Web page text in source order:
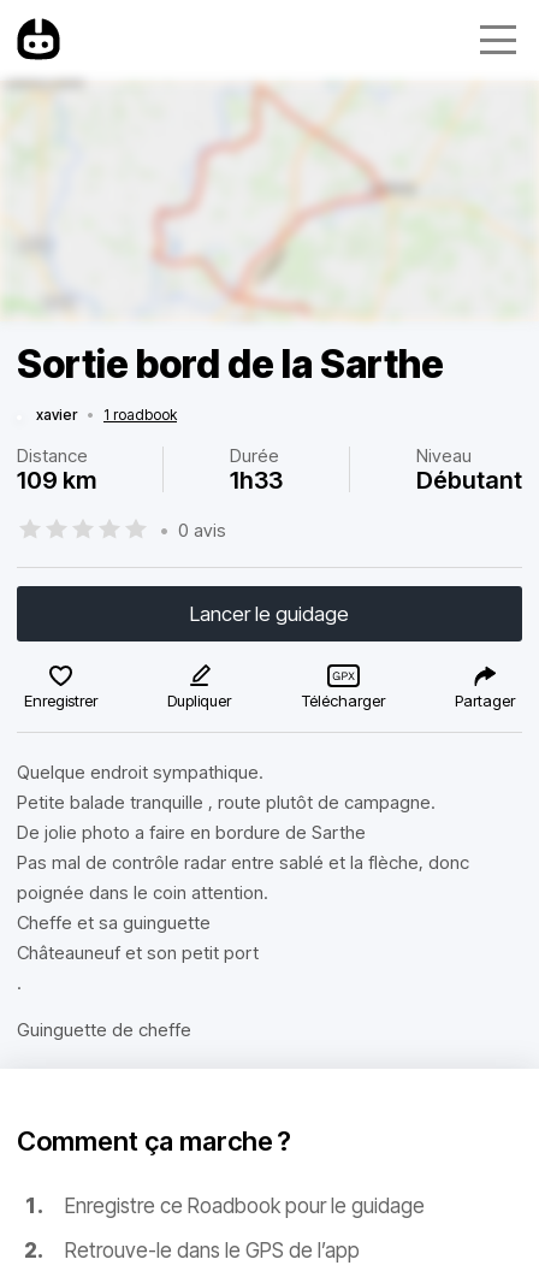
Sortie bord de la Sarthe
xavier • 1 roadbook
Distance
109 km
Durée
1h33
Niveau
Débutant
• 0 avis
Lancer le guidage
Enregistrer Dupliquer Télécharger Partager
Quelque endroit sympathique.
Petite balade tranquille , route plutôt de campagne.
De jolie photo a faire en bordure de Sarthe
Pas mal de contrôle radar entre sablé et la flèche, donc
poignée dans le coin attention.
Cheffe et sa guinguette
Châteauneuf et son petit port
.
Guinguette de cheffe
Comment ça marche ?
Enregistre ce Roadbook pour le guidage
Retrouve-le dans le GPS de l’app